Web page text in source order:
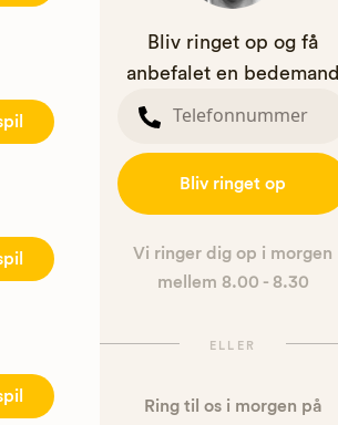
Bliv ringet op og få
anbefalet en bedemand
Bliv ringet op
Vi ringer dig op i morgen
mellem 8.00 - 8.30
ELLER
Ring til os i morgen på